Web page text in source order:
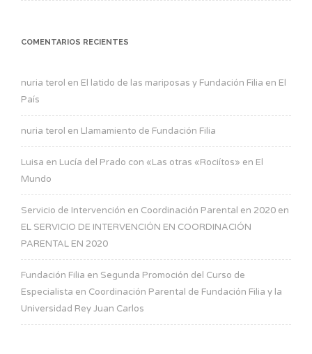
COMENTARIOS RECIENTES
nuria terol en El latido de las mariposas y Fundación Filia en El
País
nuria terol en Llamamiento de Fundación Filia
Luisa en Lucía del Prado con «Las otras «Rociítos» en El
Mundo
Servicio de Intervención en Coordinación Parental en 2020 en
EL SERVICIO DE INTERVENCIÓN EN COORDINACIÓN
PARENTAL EN 2020
Fundación Filia en Segunda Promoción del Curso de
Especialista en Coordinación Parental de Fundación Filia y la
Universidad Rey Juan Carlos